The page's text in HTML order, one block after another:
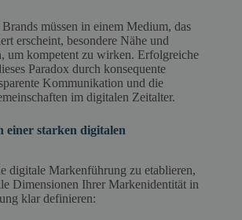
müssen in einem Medium, das
erscheint, besondere Nähe und
um kompetent zu wirken. Erfolgreiche
Paradox durch konsequente
Kommunikation und die
im digitalen Zeitalter.
einer starken digitalen
digitale Markenführung zu etablieren,
Dimensionen Ihrer Markenidentität in
klar definieren: